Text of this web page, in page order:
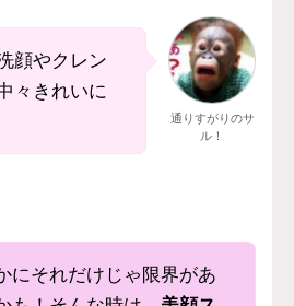
顔やクレン
々きれいに
通りすがりのサ
ル！
にそれだけじゃ限界があ